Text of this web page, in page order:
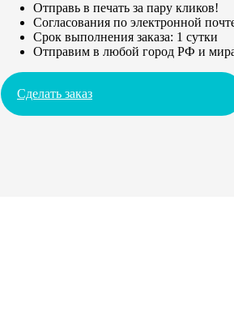
Отправь в печать за пару кликов!
Согласования по электронной
Срок выполнения заказа: 1 сутки
Отправим в любой город РФ и
Сделать заказ